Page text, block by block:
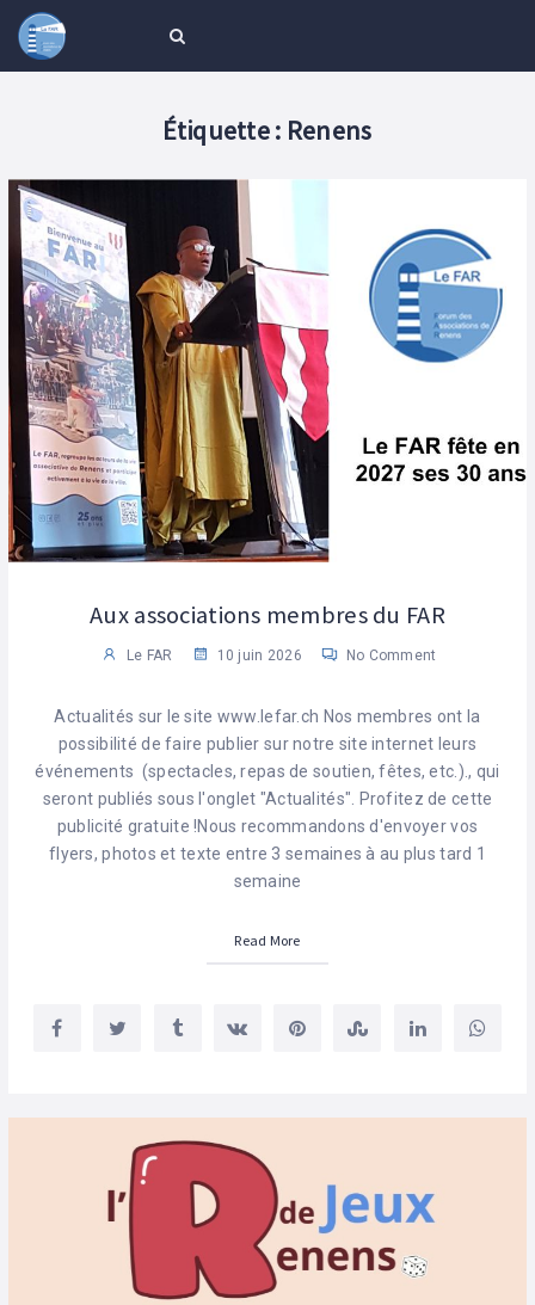
Étiquette : Renens
Aux associations membres du FAR
Le FAR 10 juin 2026 No Comment
Actualités sur le site www.lefar.ch Nos membres ont la
possibilité de faire publier sur notre site internet leurs
événements (spectacles, repas de soutien, fêtes, etc.)., qui
seront publiés sous l'onglet "Actualités". Profitez de cette
publicité gratuite !Nous recommandons d'envoyer vos
flyers, photos et texte entre 3 semaines à au plus tard 1
semaine
Read More